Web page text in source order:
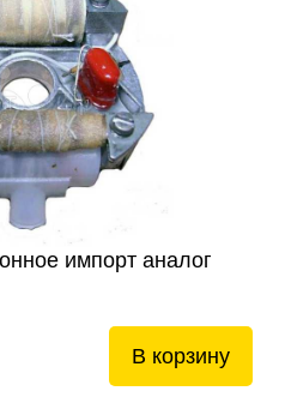
импорт аналог
В корзину